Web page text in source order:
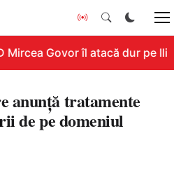
Mircea Govor îl atacă dur pe
anunță tratamente
de pe domeniul